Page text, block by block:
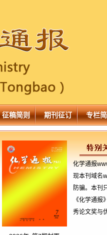
征稿简则 期刊征订 专栏
化学通报
现本刊域名
防骗。本刊
《化学通报
秀论文奖与